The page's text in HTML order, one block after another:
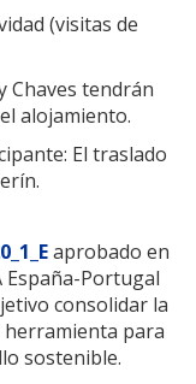
(visitas de
Chaves tendrán
alojamiento.
El traslado
aprobado en
Portugal
consolidar la
herramienta para
sostenible.